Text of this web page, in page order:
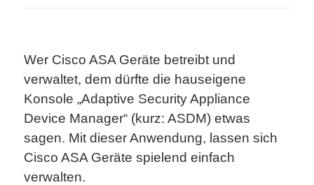
Wer Cisco ASA Geräte betreibt und
verwaltet, dem dürfte die hauseigene
Konsole „Adaptive Security Appliance
Device Manager“ (kurz: ASDM) etwas
sagen. Mit dieser Anwendung, lassen sich
Cisco ASA Geräte spielend einfach
verwalten.